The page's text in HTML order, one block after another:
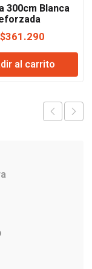
300cm Blanca
Lusqtoff
El
precio
original
era:
$361.290
precio
actual
es:
al carrito